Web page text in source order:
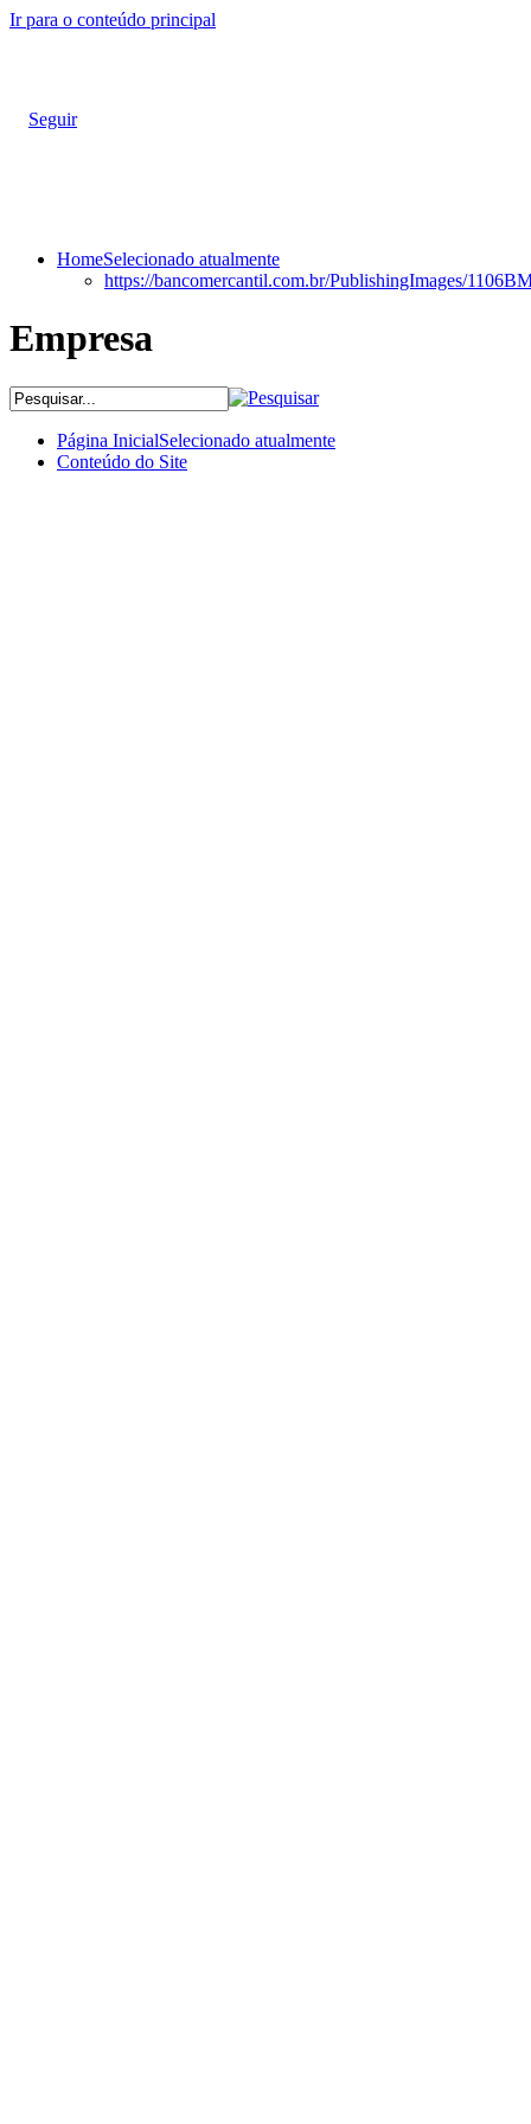
Ir para o conteúdo principal
Seguir
HomeSelecionado atualmente
https://bancomercantil.com.br/PublishingImages/
Empresa
Página InicialSelecionado atualmente
Conteúdo do Site